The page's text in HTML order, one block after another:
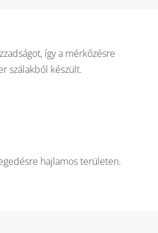
így a mérkőzésre
szálakból készült.
hajlamos területen.